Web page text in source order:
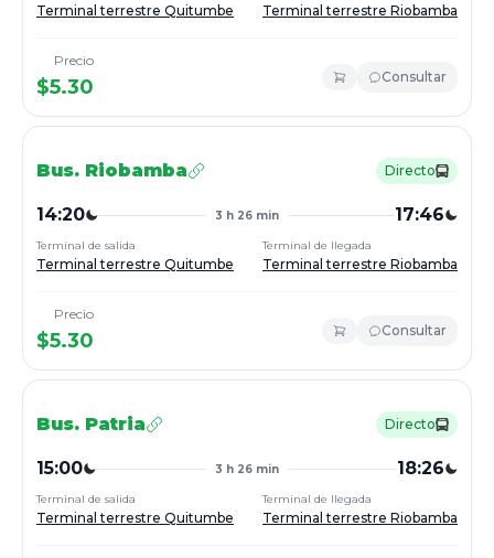
Terminal terrestre Quitumbe Terminal terrestre Riobamba
Precio
$5.30 Consultar
Bus. Riobamba Directo
14:20 3 h 26 min 17:46
Terminal de salida
Terminal terrestre Quitumbe
Terminal de llegada
Terminal terrestre Riobamba
Precio
$5.30 Consultar
Bus. Patria Directo
15:00 3 h 26 min 18:26
Terminal de salida
Terminal terrestre Quitumbe
Terminal de llegada
Terminal terrestre Riobamba